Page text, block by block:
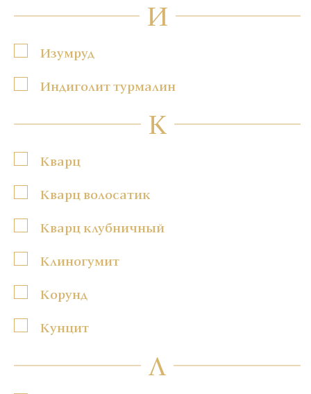
И
Изумруд
Индиголит турмалин
К
Кварц
Кварц волосатик
Кварц клубничный
Клиногумит
Корунд
Кунцит
Л